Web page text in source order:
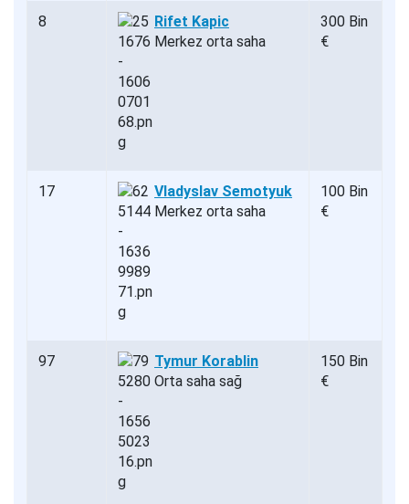
8
Rifet Kapic
Merkez orta saha
300 Bin
€
17
Vladyslav Semotyuk
Merkez orta saha
100 Bin
€
97
Tymur Korablin
Orta saha sağ
150 Bin
€